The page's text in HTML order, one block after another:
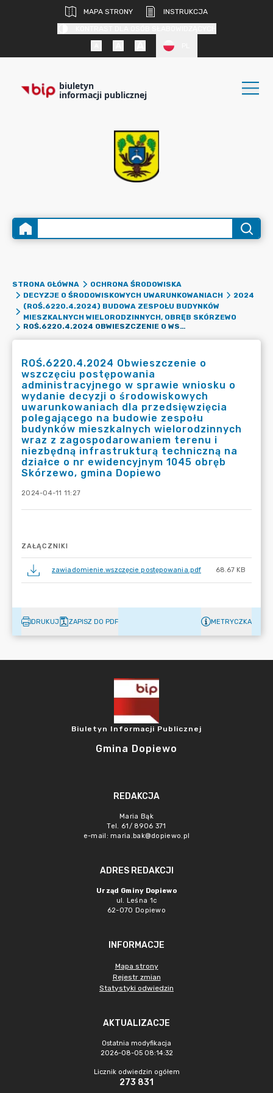
MAPA STRONY
INSTRUKCJA
biuletyn
informacji publicznej
STRONA GŁÓWNA
OCHRONA ŚRODOWISKA
DECYZJE O ŚRODOWISKOWYCH UWARUNKOWANIACH
2024
(ROŚ.6220.4.2024) BUDOWA ZESPOŁU BUDYNKÓW
MIESZKALNYCH WIELORODZINNYCH, OBRĘB SKÓRZEWO
ROŚ.6220.4.2024 OBWIESZCZENIE O WSZCZĘCIU POSTĘPOWANIA ADMINISTRACYJNEGO W SPRAWIE WNIOSKU O WYDANIE DECYZJI O ŚRODOWISKOWYCH UWARUNKOWANIACH DLA PRZEDSIĘWZIĘCIA POLEGAJĄCEGO NA BUDOWIE ZESPOŁU BUDYNKÓW MIESZKALNYCH WIELORODZINNYCH WRAZ Z ZAGOSPODAROWANIEM TERENU I NIEZBĘDNĄ INFRASTRUKTURĄ TECHNICZNĄ NA DZIAŁCE O NR EWIDENCYJNYM 1045 OBRĘB SKÓRZEWO, GMINA DOPIEWO
ROŚ.6220.4.2024 Obwieszczenie o
wszczęciu postępowania
administracyjnego w sprawie wniosku o
wydanie decyzji o środowiskowych
uwarunkowaniach dla przedsięwzięcia
polegającego na budowie zespołu
budynków mieszkalnych wielorodzinnych
wraz z zagospodarowaniem terenu i
niezbędną infrastrukturą techniczną na
działce o nr ewidencyjnym 1045 obręb
Skórzewo, gmina Dopiewo
2024-04-11 11:27
ZAŁĄCZNIKI
zawiadomienie.wszczęcie postępowania.pdf 68.67 KB
DRUKUJ ZAPISZ DO PDF METRYCZKA
Biuletyn Informacji Publicznej
Gmina Dopiewo
REDAKCJA
Maria Bąk
Tel. 61/ 8906 371
e-mail: maria.bak@dopiewo.pl
ADRES REDAKCJI
Urząd Gminy Dopiewo
ul. Leśna 1c
62-070 Dopiewo
INFORMACJE
Mapa strony
Rejestr zmian
Statystyki odwiedzin
AKTUALIZACJE
Ostatnia modyfikacja
2026-08-05 08:14:32
Licznik odwiedzin ogółem
273 831